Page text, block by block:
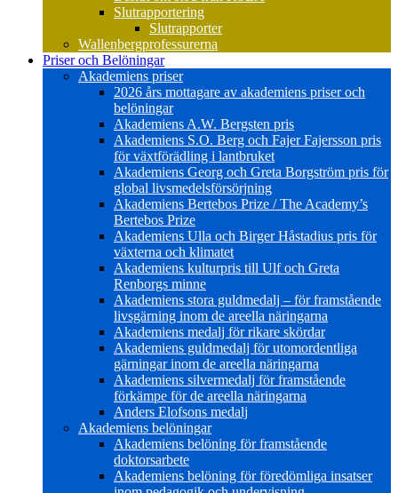
Slutrapportering
Slutrapporter
Wallenbergprofessurerna
Priser och Belöningar
Akademiens priser
2026 års mottagare av akademiens priser och
belöningar
Akademiens A.W. Bergsten pris
Akademiens S.O. Berg och Fajer Fajersson pris
för växtförädling i lantbruket
Akademiens Georg och Greta Borgström pris för
global livsmedelsförsörjning
Akademiens Bertebos Prize / The Academy’s
Bertebos Prize
Akademiens Ulla och Birger Håstadius pris för
växterna och klimatet
Akademiens kulturpris till Ulf och Greta
Renborgs minne
Akademiens stora guldmedalj – för framstående
livsgärning inom de areella näringarna
Akademiens medalj för rikare skördar
Akademiens guldmedalj för utomordentliga
gärningar inom de areella näringarna
Akademiens silvermedalj för framstående
förkämpe för de areella näringarna
Anders Elofsons medalj
Akademiens belöningar
Akademiens belöning för framstående
doktorsarbete
Akademiens belöning för föredömliga insatser